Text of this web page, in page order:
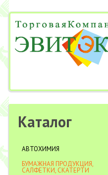
Каталог
АВТОХИМИЯ
БУМАЖНАЯ ПРОДУКЦИЯ,
САЛФЕТКИ, СКАТЕРТИ